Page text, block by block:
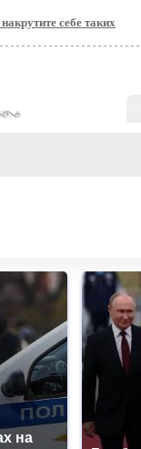
себе таких
на